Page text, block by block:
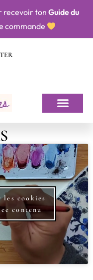
recevoir ton Guide du
commande
les cookies
contenu